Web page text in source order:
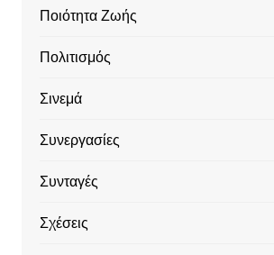
Ποιότητα Ζωής
Πολιτισμός
Σινεμά
Συνεργασίες
Συνταγές
Σχέσεις